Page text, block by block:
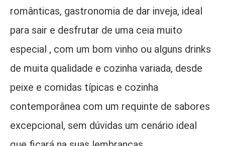
românticas, gastronomia de dar inveja, ideal
para sair e desfrutar de uma ceia muito
especial , com um bom vinho ou alguns drinks
de muita qualidade e cozinha variada, desde
peixe e comidas típicas e cozinha
contemporânea com um requinte de sabores
excepcional, sem dúvidas um cenário ideal